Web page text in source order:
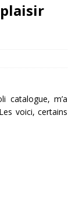
catalogue, m’a
voici, certains